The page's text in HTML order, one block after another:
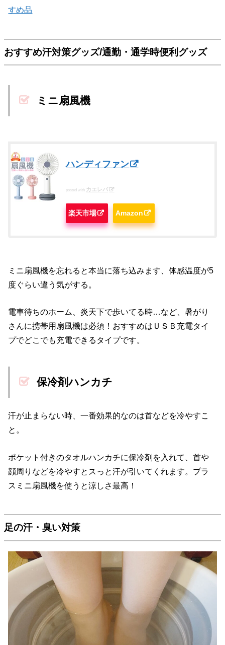
すめ品
おすすめ汗対策グッズ/通勤・通学時便利グッズ
ミニ扇風機
ハンディファン
posted with カエレバ
楽天市場 Amazon
ミニ扇風機を忘れると本当に落ち込みます、体感温度が5
度ぐらい違う気がする。
電車待ちのホーム、炎天下で歩いてる時…など、暑がり
さんに携帯用扇風機は必須！おすすめはＵＳＢ充電タイ
プでどこでも充電できるタイプです。
保冷剤ハンカチ
汗が止まらない時、一番効果的なのは首などを冷やすこ
と。
ポケット付きのタオルハンカチに保冷剤を入れて、首や
顔周りなどを冷やすとスっと汗が引いてくれます。プラ
スミニ扇風機を使うと涼しさ最高！
足の汗・臭い対策